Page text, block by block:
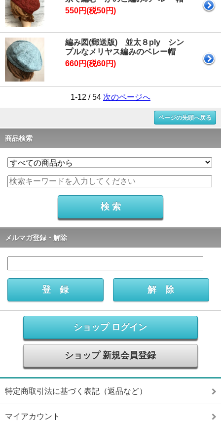
550円(税50円)
編み図(郵送版) 並太８ply シン
プルなメリヤス編みのベレー帽
660円(税60円)
1-12 / 54 次のページへ
ページの先頭へ戻る
商品検索
メルマガ登録・解除
ショップ ログイン
ショップ 新規会員登録
特定商取引法に基づく表記（返品など）
マイアカウント